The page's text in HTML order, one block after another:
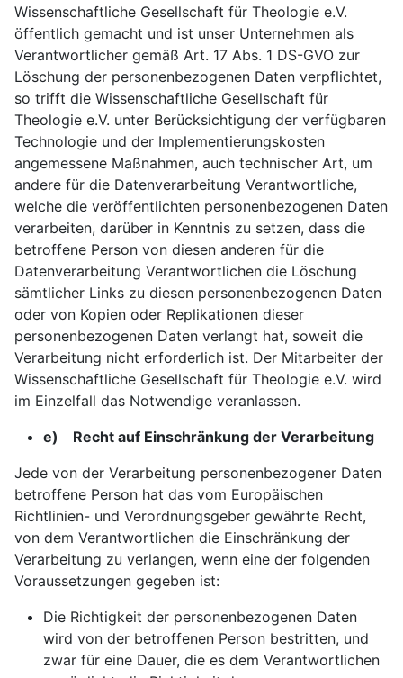
Wissenschaftliche Gesellschaft für Theologie e.V.
öffentlich gemacht und ist unser Unternehmen als
Verantwortlicher gemäß Art. 17 Abs. 1 DS-GVO zur
Löschung der personenbezogenen Daten verpflichtet,
so trifft die Wissenschaftliche Gesellschaft für
Theologie e.V. unter Berücksichtigung der verfügbaren
Technologie und der Implementierungskosten
angemessene Maßnahmen, auch technischer Art, um
andere für die Datenverarbeitung Verantwortliche,
welche die veröffentlichten personenbezogenen Daten
verarbeiten, darüber in Kenntnis zu setzen, dass die
betroffene Person von diesen anderen für die
Datenverarbeitung Verantwortlichen die Löschung
sämtlicher Links zu diesen personenbezogenen Daten
oder von Kopien oder Replikationen dieser
personenbezogenen Daten verlangt hat, soweit die
Verarbeitung nicht erforderlich ist. Der Mitarbeiter der
Wissenschaftliche Gesellschaft für Theologie e.V. wird
im Einzelfall das Notwendige veranlassen.
e) Recht auf Einschränkung der Verarbeitung
Jede von der Verarbeitung personenbezogener Daten
betroffene Person hat das vom Europäischen
Richtlinien- und Verordnungsgeber gewährte Recht,
von dem Verantwortlichen die Einschränkung der
Verarbeitung zu verlangen, wenn eine der folgenden
Voraussetzungen gegeben ist:
Die Richtigkeit der personenbezogenen Daten
wird von der betroffenen Person bestritten, und
zwar für eine Dauer, die es dem Verantwortlichen